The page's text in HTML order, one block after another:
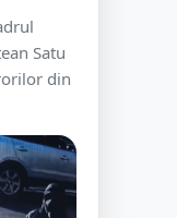
Satu
din